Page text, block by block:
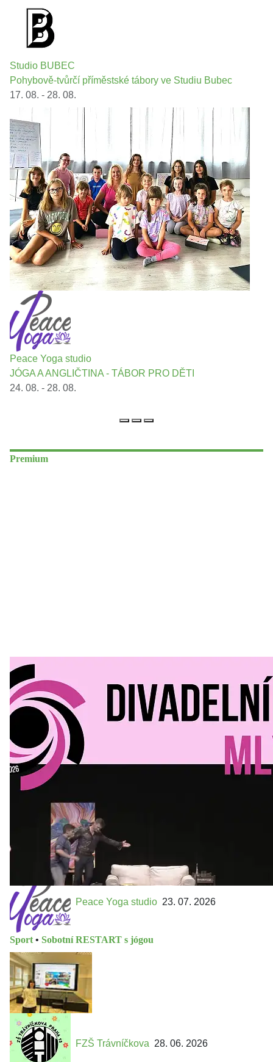
Studio BUBEC
Pohybově-tvůrčí příměstské tábory ve Studiu Bubec
17. 08. - 28. 08.
Peace Yoga studio
JÓGA A ANGLIČTINA - TÁBOR PRO DĚTI
24. 08. - 28. 08.
Premium
Divadelní Mlýn 30. 07. 2026
Kultura a volný čas
Divadelní mlýn. 15. až 18. října KD
MLEJN. Vstupenky již v prodeji.
Přijďte na přátelský festival divadla a inspirace 15. až 18.
října 2026 Vstupenky již v prodeji na GOOUT -
https://divadelnimlyn.cz/vstupenky Představ si čtyři dny
Peace Yoga studio 23. 07. 2026
Sport • Sobotní RESTART s jógou
FZŠ Trávníčkova 28. 06. 2026